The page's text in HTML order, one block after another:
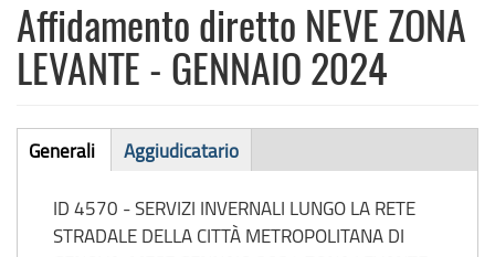
Affidamento diretto NEVE ZONA
LEVANTE - GENNAIO 2024
Affidamento
Generali
attiva)
Aggiudicatario
ID 4570 - SERVIZI INVERNALI LUNGO LA RETE
STRADALE DELLA CITTÀ METROPOLITANA DI